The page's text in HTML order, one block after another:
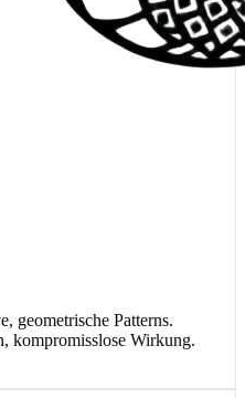
geometrische Patterns.
kompromisslose Wirkung.